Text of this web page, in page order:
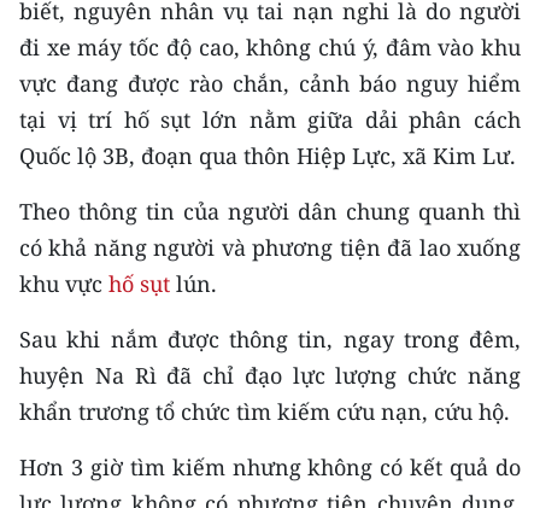
TRI THỨC CHUYÊN SÂU
54 DÂN TỘC VIỆT NAM
CHƯƠNG TRÌNH OCOP - MỖI XÃ
RADIO
MEDIA CENTER
E-Magazine
Media Chính trị
biết, nguyên nhân vụ tai nạn nghi là do người
đi xe máy tốc độ cao, không chú ý, đâm vào khu
vực đang được rào chắn, cảnh báo nguy hiểm
tại vị trí hố sụt lớn nằm giữa dải phân cách
Quốc lộ 3B, đoạn qua thôn Hiệp Lực, xã Kim Lư.
Theo thông tin của người dân chung quanh thì
có khả năng người và phương tiện đã lao xuống
khu vực hố sụt lún.
Sau khi nắm được thông tin, ngay trong đêm,
huyện Na Rì đã chỉ đạo lực lượng chức năng
khẩn trương tổ chức tìm kiếm cứu nạn, cứu hộ.
Hơn 3 giờ tìm kiếm nhưng không có kết quả do